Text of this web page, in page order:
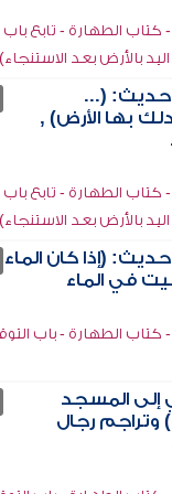
الطهارة - تابع باب
بالأرض بعد الاستنجاء)
حديث: (...
بها الأرض) ,
الطهارة - تابع باب
بالأرض بعد الاستنجاء)
(إذا كان الماء
في الماء
الطهارة - باب
إلى المسجد
وتراجم رجال